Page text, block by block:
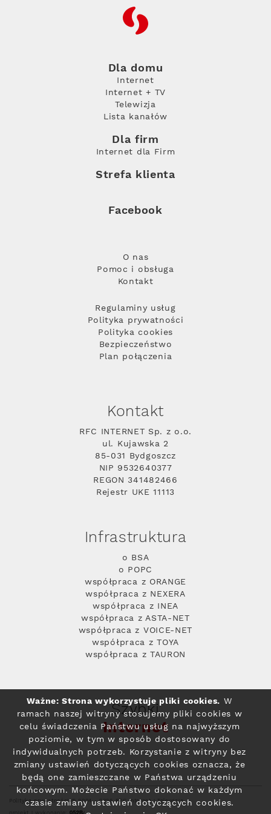
RFC
Dla domu
Internet
Internet + TV
Telewizja
Lista kanałów
Dla firm
Internet dla Firm
Strefa klienta
Facebook
O nas
Pomoc i obsługa
Kontakt
Regulaminy usług
Polityka prywatności
Polityka cookies
Bezpieczeństwo
Plan połączenia
Kontakt
RFC INTERNET Sp. z o.o.
ul. Kujawska 2
85-031 Bydgoszcz
NIP 9532640377
REGON 341482466
Rejestr UKE 11113
Infrastruktura
o BSA
o POPC
współpraca z ORANGE
współpraca z NEXERA
współpraca z INEA
współpraca z ASTA-NET
współpraca z VOICE-NET
współpraca z TOYA
współpraca z TAURON
Szybki
Internet
Polityka prywatności© 2004 - 2026 RFC Internet i Telewizja
Ważne: Strona wykorzystuje pliki cookies. W
ramach naszej witryny stosujemy pliki cookies w
celu świadczenia Państwu usług na najwyższym
poziomie, w tym w sposób dostosowany do
indywidualnych potrzeb. Korzystanie z witryny bez
zmiany ustawień dotyczących cookies oznacza, że
będą one zamieszczane w Państwa urządzeniu
końcowym. Możecie Państwo dokonać w każdym
czasie zmiany ustawień dotyczących cookies.